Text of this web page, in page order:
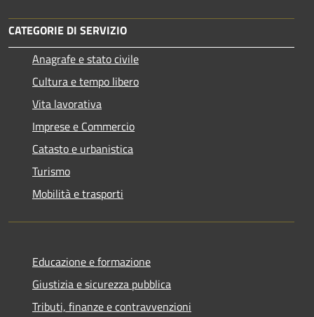
CATEGORIE DI SERVIZIO
Anagrafe e stato civile
Cultura e tempo libero
Vita lavorativa
Imprese e Commercio
Catasto e urbanistica
Turismo
Mobilità e trasporti
Educazione e formazione
Giustizia e sicurezza pubblica
Tributi, finanze e contravvenzioni